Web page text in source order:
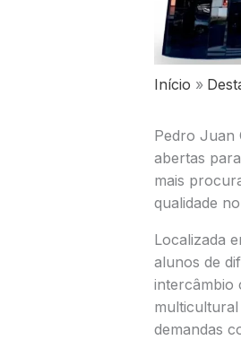
Início
Pedro Juan
abertas
mais
qualidade
Localizada
alunos de
intercâmbio
demandas